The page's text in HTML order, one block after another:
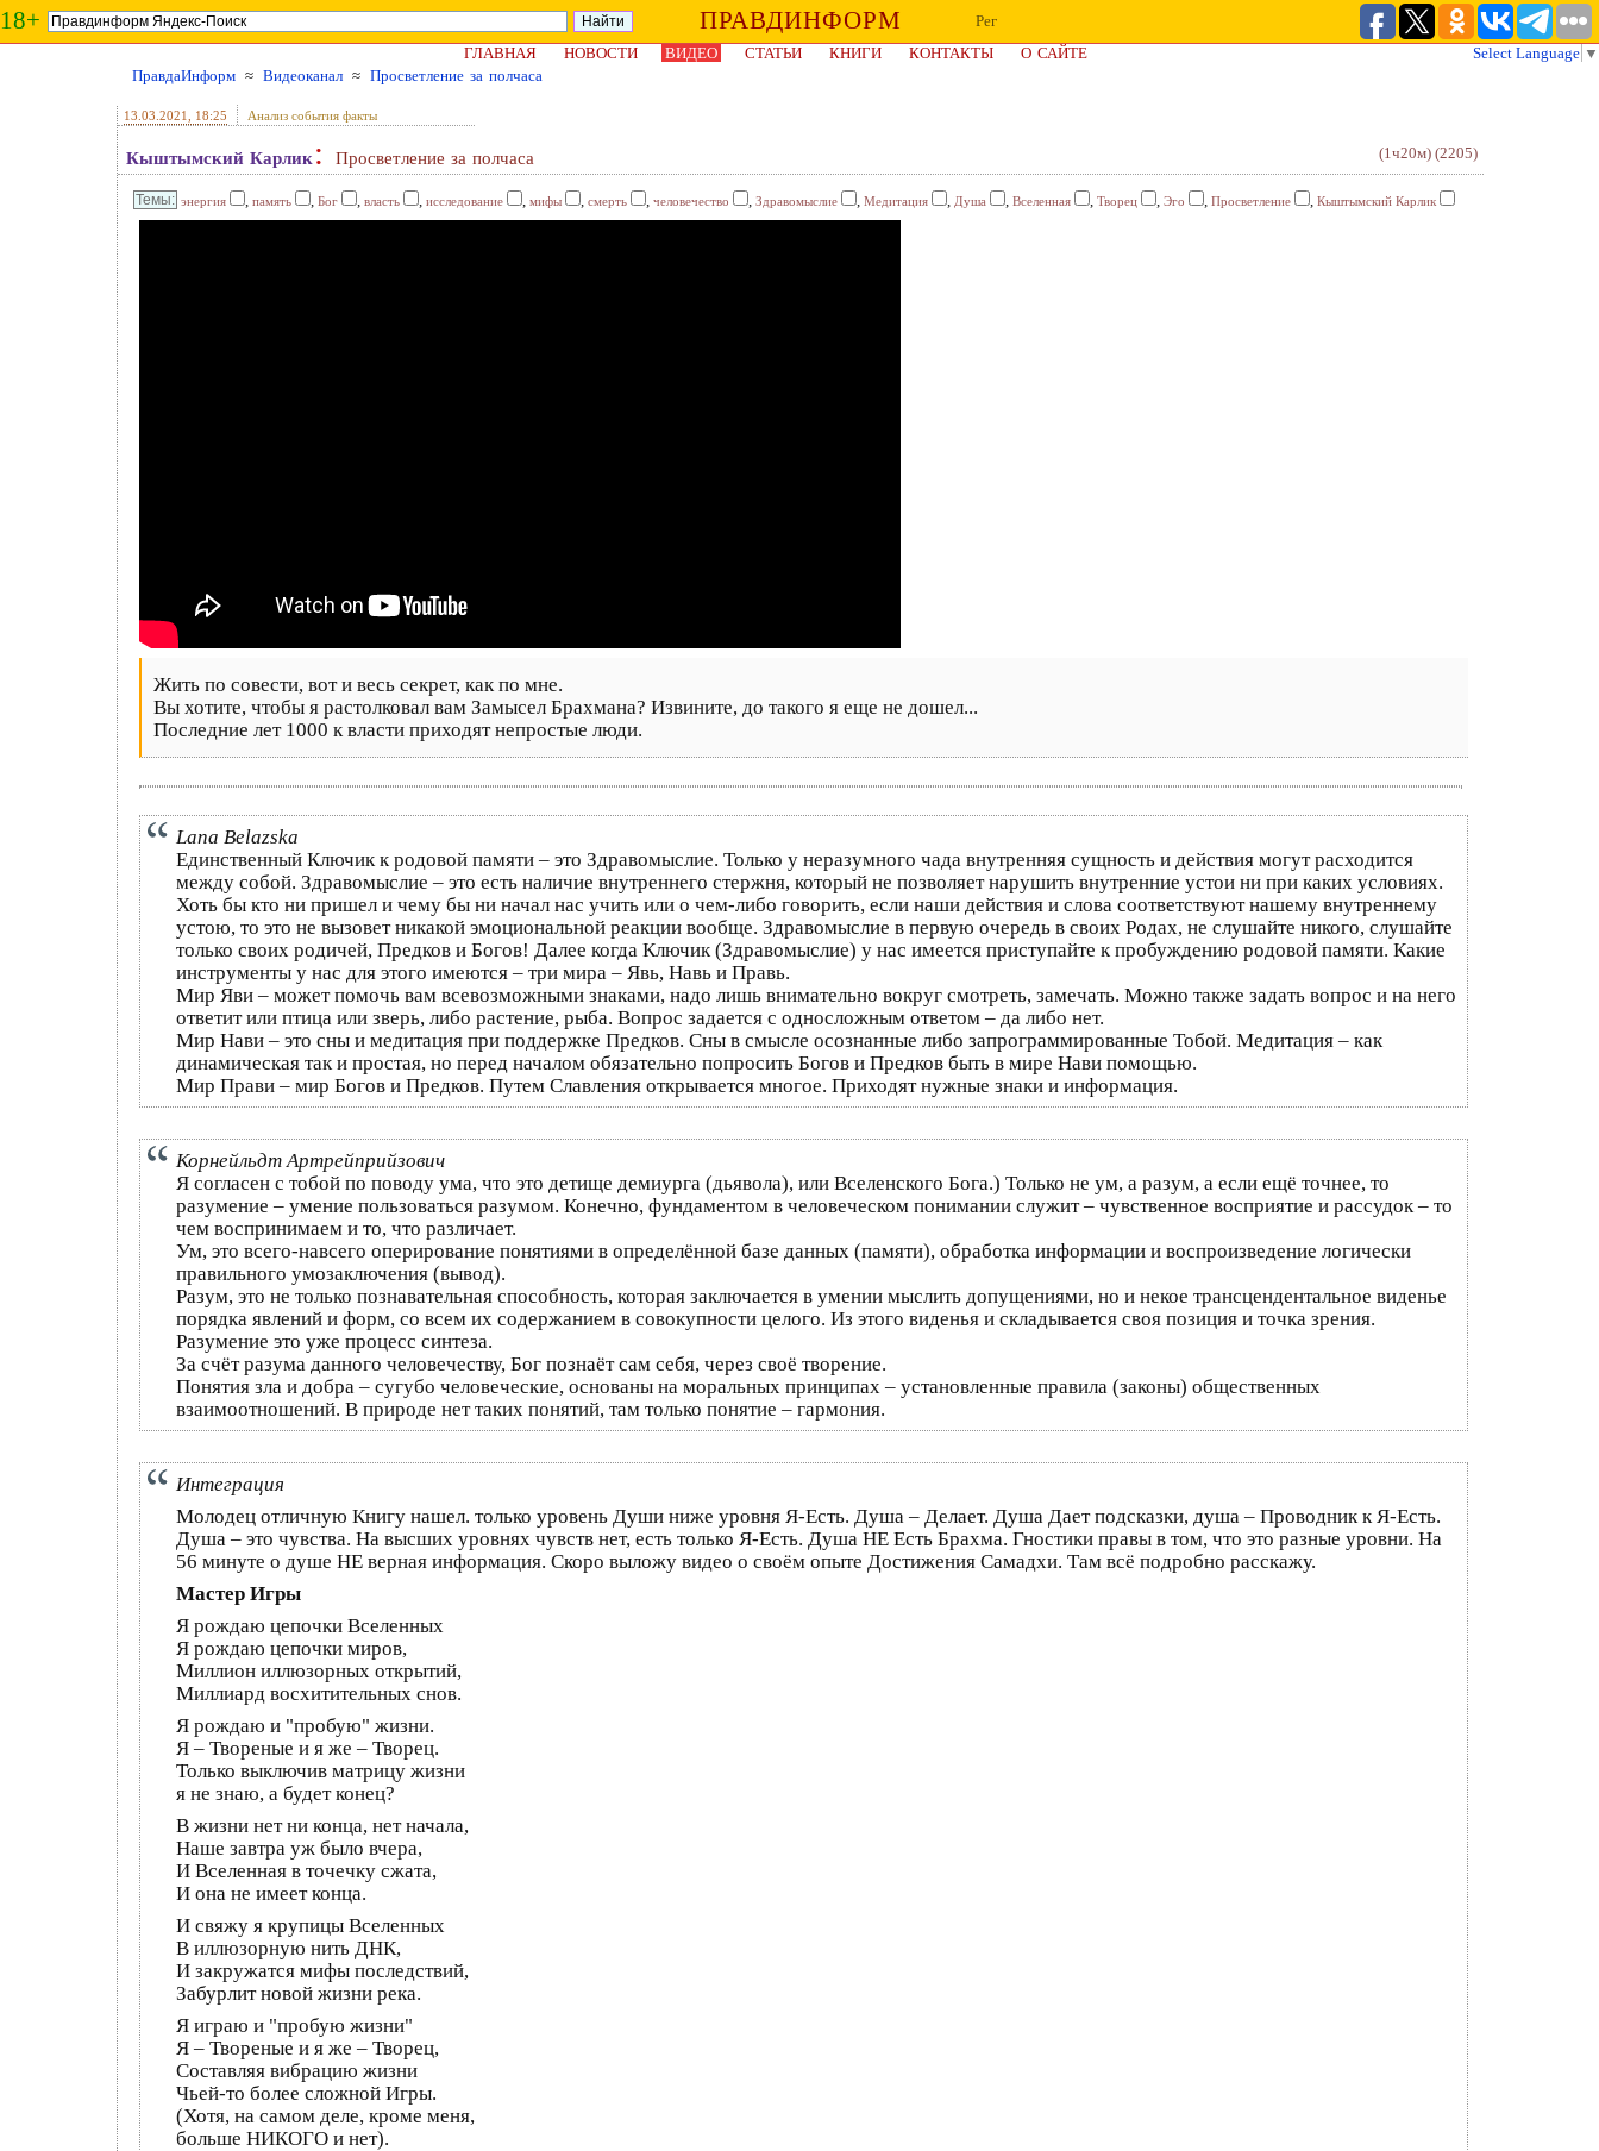
18+ ПРАВДИНФОРМ
Рег
ГЛАВНАЯ
НОВОСТИ ВИДЕО СТАТЬИ КНИГИ КОНТАКТЫ О САЙТЕ Select Language ▼
ПравдаИнформ ≈ Видеоканал ≈ Просветление за полчаса
13.03.2021 , 18:25 Анализ события факты
Кыштымский Карлик : Просветление за полчаса (1ч20м) (2205)
энергия , память , Бог , власть , исследование , мифы , смерть , человечество , Здравомыслие , Медитация , Душа , Вселенная , Творец , Эго , Просветление , Кыштымский Карлик
Жить по совести, вот и весь секрет, как по мне.
Вы хотите, чтобы я растолковал вам Замысел Брахмана? Извините, до такого я еще не дошел...
Последние лет 1000 к власти приходят непростые люди.
Laпа Belazska
Единственный Ключик к родовой памяти – это Здравомыслие. Только у неразумного чада внутренняя сущность и действия могут расходится
между собой. Здравомыслие – это есть наличие внутреннего стержня, который не позволяет нарушить внутренние устои ни при каких условиях.
Хоть бы кто ни пришел и чему бы ни начал нас учить или о чем-либо говорить, если наши действия и слова соответствуют нашему внутреннему
устою, то это не вызовет никакой эмоциональной реакции вообще. Здравомыслие в первую очередь в своих Родах, не слушайте никого, слушайте
только своих родичей, Предков и Богов! Далее когда Ключик (Здравомыслие) у нас имеется приступайте к пробуждению родовой памяти. Какие
инструменты у нас для этого имеются – три мира – Явь, Навь и Правь.
Мир Яви – может помочь вам всевозможными знаками, надо лишь внимательно вокруг смотреть, замечать. Можно также задать вопрос и на него
ответит или птица или зверь, либо растение, рыба. Вопрос задается с односложным ответом – да либо нет.
Мир Нави – это сны и медитация при поддержке Предков. Сны в смысле осознанные либо запрограммированные Тобой. Медитация – как
динамическая так и простая, но перед началом обязательно попросить Богов и Предков быть в мире Нави помощью.
Мир Прави – мир Богов и Предков. Путем Славления открывается многое. Приходят нужные знаки и информация.
Корнейльдт Артрейприйзович
Я согласен с тобой по поводу ума, что это детище демиурга (дьявола), или Вселенского Бога.) Только не ум, а разум, а если ещё точнее, то
разумение – умение пользоваться разумом. Конечно, фундаментом в человеческом понимании служит – чувственное восприятие и рассудок – то
чем воспринимаем и то, что различает.
Ум, это всего-навсего оперирование понятиями в определённой базе данных (памяти), обработка информации и воспроизведение логически
правильного умозаключения (вывод).
Разум, это не только познавательная способность, которая заключается в умении мыслить допущениями, но и некое трансцендентальное виденье
порядка явлений и форм, со всем их содержанием в совокупности целого. Из этого виденья и складывается своя позиция и точка зрения.
Разумение это уже процесс синтеза.
За счёт разума данного человечеству, Бог познаёт сам себя, через своё творение.
Понятия зла и добра – сугубо человеческие, основаны на моральных принципах – установленные правила (законы) общественных
взаимоотношений. В природе нет таких понятий, там только понятие – гармония.
Интеграция
Молодец отличную Книгу нашел. только уровень Души ниже уровня Я-Есть. Душа – Делает. Душа Дает подсказки, душа – Проводник к Я-Есть.
Душа – это чувства. На высших уровнях чувств нет, есть только Я-Есть. Душа НЕ Есть Брахма. Гностики правы в том, что это разные уровни. На
56 минуте о душе НЕ верная информация. Скоро выложу видео о своём опыте Достижения Самадхи. Там всё подробно расскажу.
Мастер Игры
Я рождаю цепочки Вселенных
Я рождаю цепочки миров,
Миллион иллюзорных открытий,
Миллиард восхитительных снов.
Я рождаю и "пробую" жизни.
Я – Твореные и я же – Творец.
Только выключив матрицу жизни
я не знаю, а будет конец?
В жизни нет ни конца, нет начала,
Наше завтра уж было вчера,
И Вселенная в точечку сжата,
И она не имеет конца.
И свяжу я крупицы Вселенных
В иллюзорную нить ДНК,
И закружатся мифы последствий,
Забурлит новой жизни река.
Я играю и "пробую жизни"
Я – Твореные и я же – Творец,
Составляя вибрацию жизни
Чьей-то более сложной Игры.
(Хотя, на самом деле, кроме меня,
больше НИКОГО и нет).